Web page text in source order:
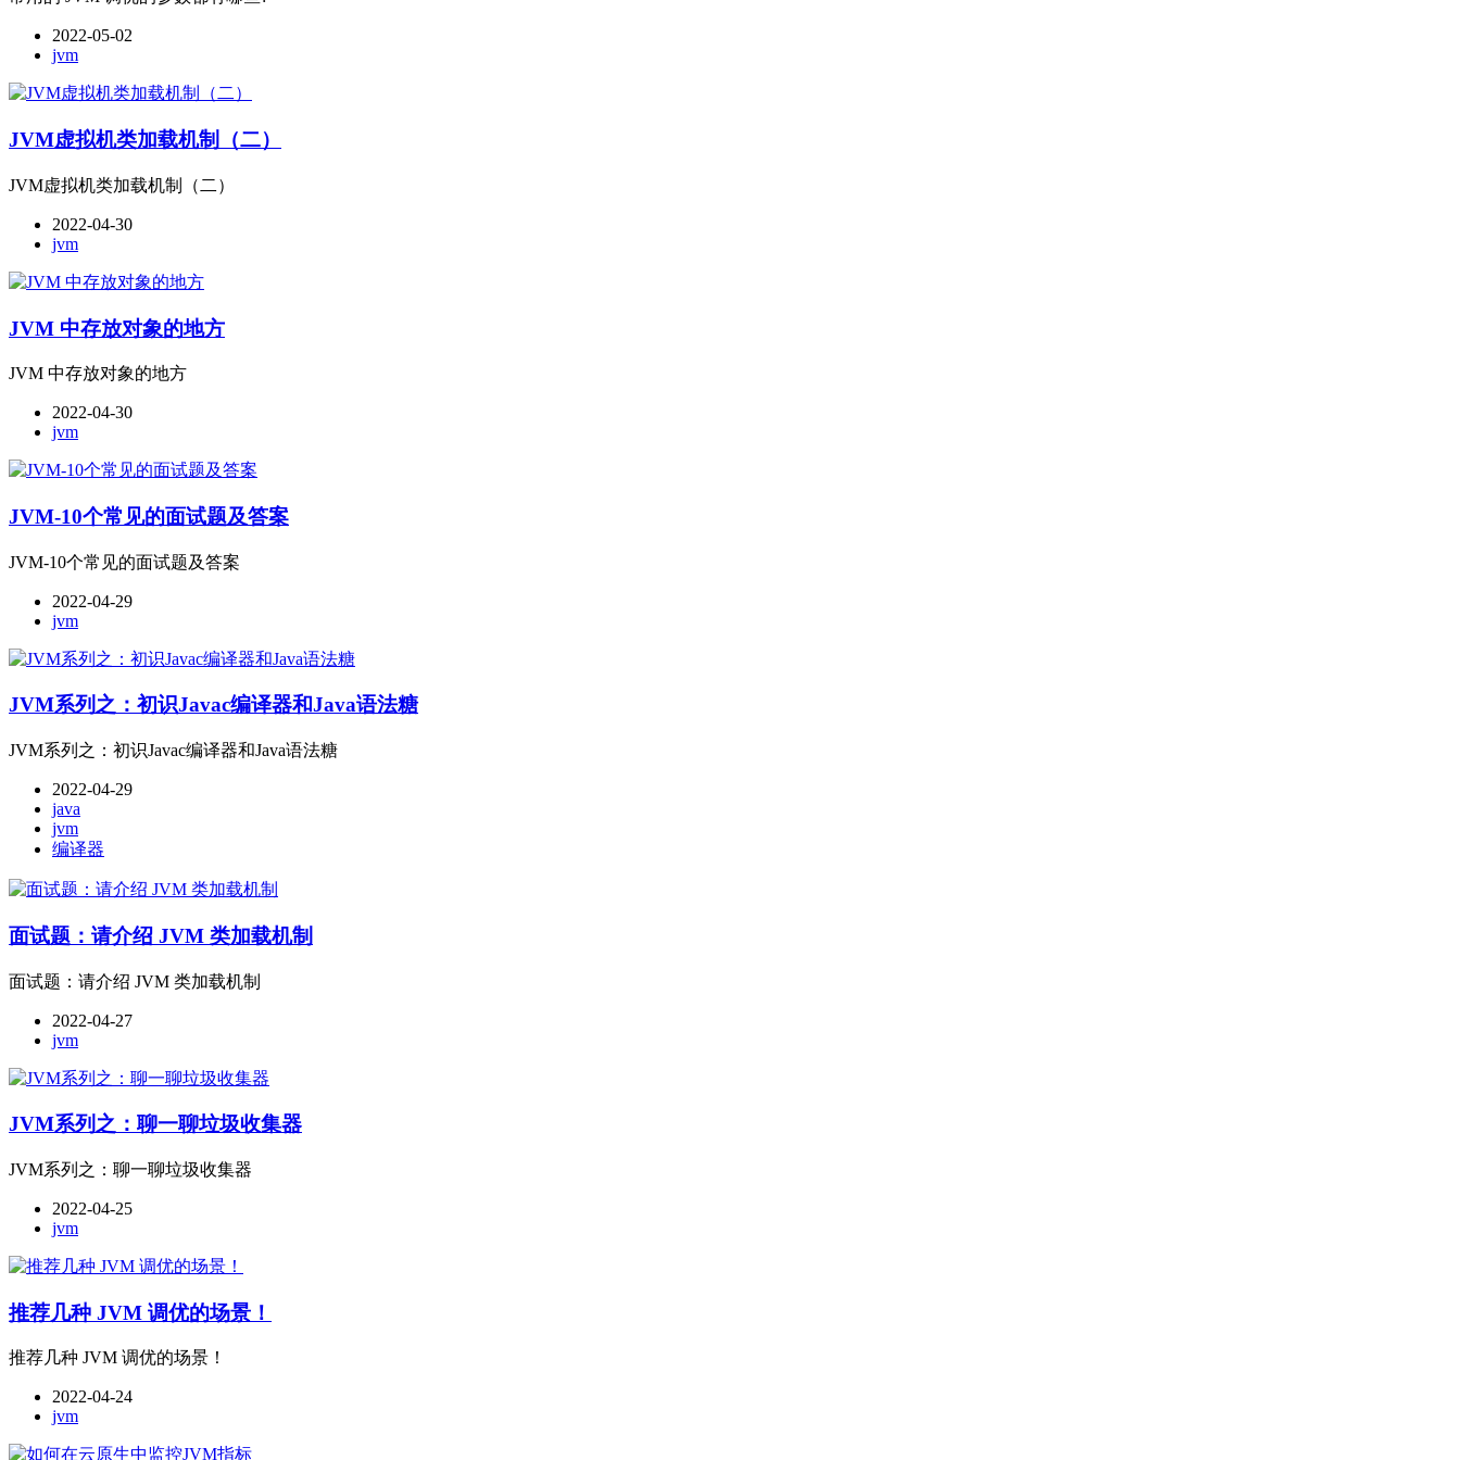
2022-05-02
jvm
JVM虚拟机类加载机制（二）
JVM虚拟机类加载机制（二）
2022-04-30
jvm
JVM 中存放对象的地方
JVM 中存放对象的地方
2022-04-30
jvm
JVM-10个常见的面试题及答案
JVM-10个常见的面试题及答案
2022-04-29
jvm
JVM系列之：初识Javac编译器和Java语法糖
JVM系列之：初识Javac编译器和Java语法糖
2022-04-29
java
jvm
编译器
面试题：请介绍 JVM 类加载机制
面试题：请介绍 JVM 类加载机制
2022-04-27
jvm
JVM系列之：聊一聊垃圾收集器
JVM系列之：聊一聊垃圾收集器
2022-04-25
jvm
推荐几种 JVM 调优的场景！
推荐几种 JVM 调优的场景！
2022-04-24
jvm